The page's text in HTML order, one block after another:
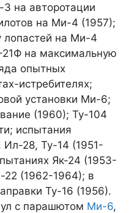
на авторотации
на Ми-4 (1957);
лопастей на Ми-4
на максимальную
опытных
истребителях;
установки Ми-6;
(1960); Ту-104
испытания
28, Ту-14 (1951-
Як-24 (1953-
(1962-1964); в
Ту-16 (1956).
с парашютом Ми-6,